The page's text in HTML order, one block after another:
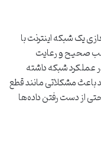
یک شبکه اینترنت با
صحیح و رعایت
عملکرد شبکه داشته
باعث مشکلاتی مانند قطع
از دست رفتن داده‌ها